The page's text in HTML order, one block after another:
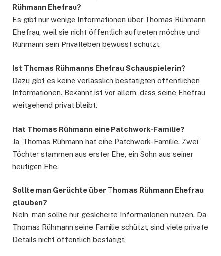
Rühmann Ehefrau?
Es gibt nur wenige Informationen über Thomas Rühmann
Ehefrau, weil sie nicht öffentlich auftreten möchte und
Rühmann sein Privatleben bewusst schützt.
Ist Thomas Rühmanns Ehefrau Schauspielerin?
Dazu gibt es keine verlässlich bestätigten öffentlichen
Informationen. Bekannt ist vor allem, dass seine Ehefrau
weitgehend privat bleibt.
Hat Thomas Rühmann eine Patchwork-Familie?
Ja, Thomas Rühmann hat eine Patchwork-Familie. Zwei
Töchter stammen aus erster Ehe, ein Sohn aus seiner
heutigen Ehe.
Sollte man Gerüchte über Thomas Rühmann Ehefrau
glauben?
Nein, man sollte nur gesicherte Informationen nutzen. Da
Thomas Rühmann seine Familie schützt, sind viele private
Details nicht öffentlich bestätigt.